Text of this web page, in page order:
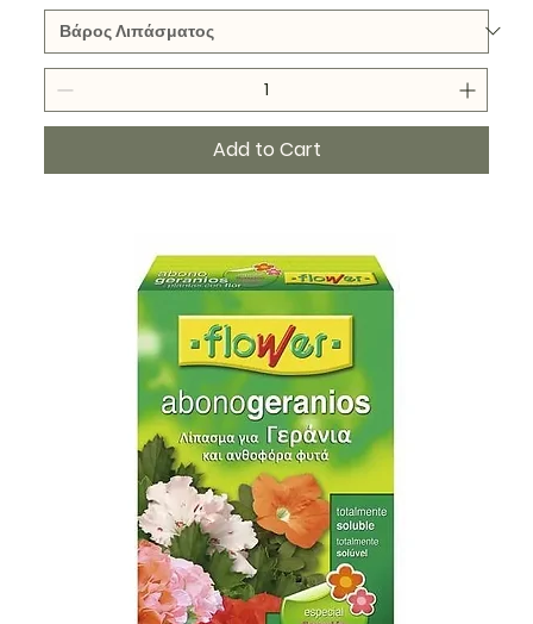
Add to Cart